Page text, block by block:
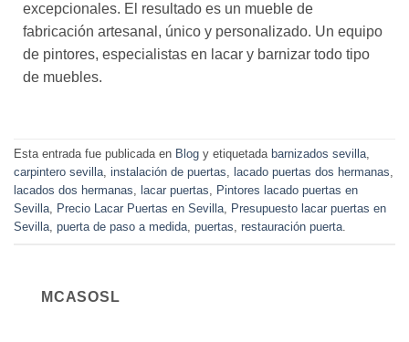
excepcionales. El resultado es un mueble de
fabricación artesanal, único y personalizado. Un equipo
de pintores, especialistas en lacar y barnizar todo tipo
de muebles.
Esta entrada fue publicada en Blog y etiquetada barnizados sevilla,
carpintero sevilla, instalación de puertas, lacado puertas dos hermanas,
lacados dos hermanas, lacar puertas, Pintores lacado puertas en
Sevilla, Precio Lacar Puertas en Sevilla, Presupuesto lacar puertas en
Sevilla, puerta de paso a medida, puertas, restauración puerta.
MCASOSL